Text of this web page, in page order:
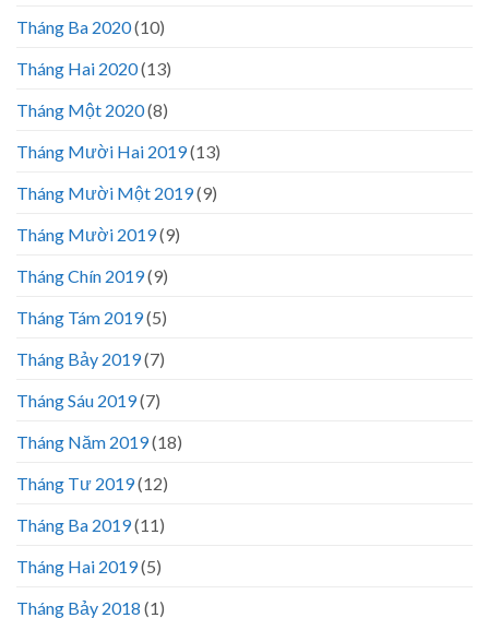
Tháng Ba 2020(10)
Tháng Hai 2020(13)
Tháng Một 2020(8)
Tháng Mười Hai 2019(13)
Tháng Mười Một 2019(9)
Tháng Mười 2019(9)
Tháng Chín 2019(9)
Tháng Tám 2019(5)
Tháng Bảy 2019(7)
Tháng Sáu 2019(7)
Tháng Năm 2019(18)
Tháng Tư 2019(12)
Tháng Ba 2019(11)
Tháng Hai 2019(5)
Tháng Bảy 2018 (1)